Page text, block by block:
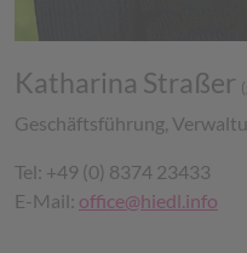
Katharina Straßer
Geschäftsführung,
Tel: +49 (0) 8374 23433
E-Mail: office@hiedl.info